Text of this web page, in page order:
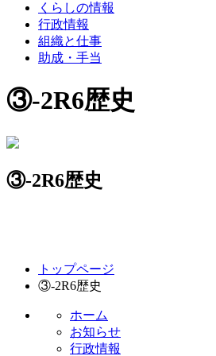
くらしの情報
行政情報
組織と仕事
助成・手当
③-2R6歴史
③-2R6歴史
トップページ
③-2R6歴史
ホーム
お知らせ
行政情報